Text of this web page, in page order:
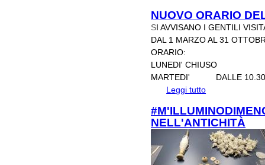
NUOVO ORARIO
SI AVVISANO I GENTILI
DAL 1 MARZO AL 31
ORARIO:
LUNEDI' CHIUSO
MARTEDI' DALLE 10.30
Leggi tutto
NELL'ANTICHITÀ